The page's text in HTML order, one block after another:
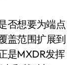
否想要为端点
盖范围扩展到
是MXDR发挥